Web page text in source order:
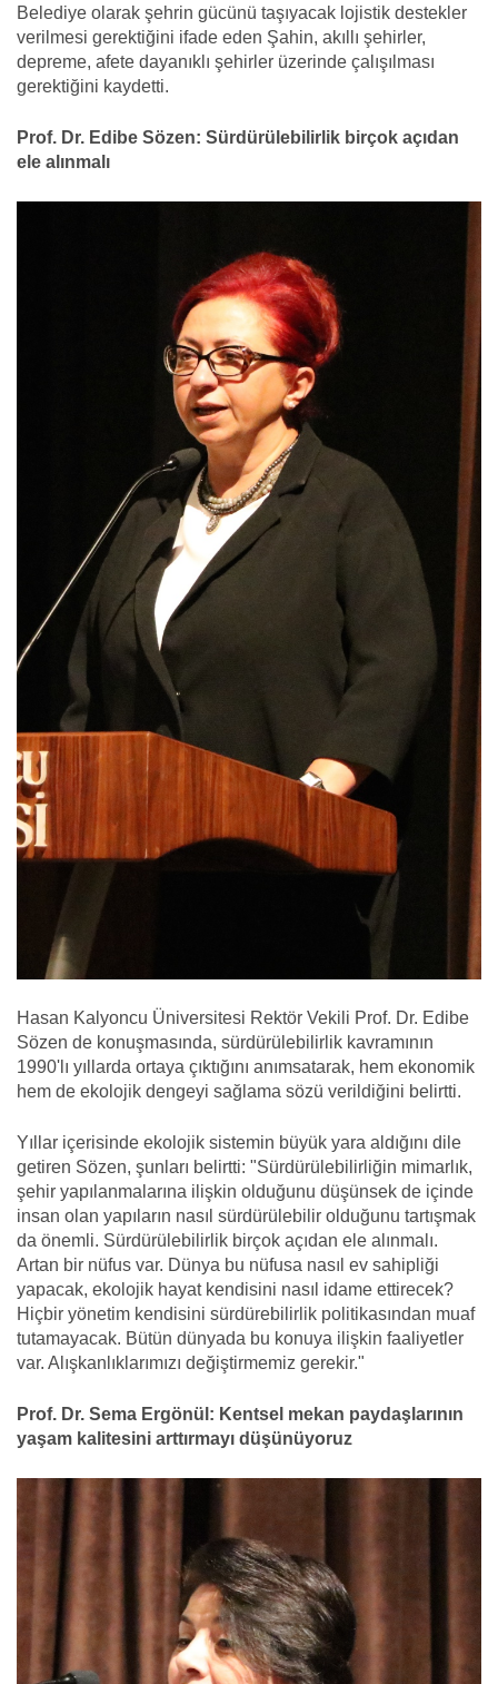
Belediye olarak şehrin gücünü taşıyacak lojistik destekler
verilmesi gerektiğini ifade eden Şahin, akıllı şehirler,
depreme, afete dayanıklı şehirler üzerinde çalışılması
gerektiğini kaydetti.
Prof. Dr. Edibe Sözen: Sürdürülebilirlik birçok açıdan
ele alınmalı
Hasan Kalyoncu Üniversitesi Rektör Vekili Prof. Dr. Edibe
Sözen de konuşmasında, sürdürülebilirlik kavramının
1990'lı yıllarda ortaya çıktığını anımsatarak, hem ekonomik
hem de ekolojik dengeyi sağlama sözü verildiğini belirtti.
Yıllar içerisinde ekolojik sistemin büyük yara aldığını dile
getiren Sözen, şunları belirtti: "Sürdürülebilirliğin mimarlık,
şehir yapılanmalarına ilişkin olduğunu düşünsek de içinde
insan olan yapıların nasıl sürdürülebilir olduğunu tartışmak
da önemli. Sürdürülebilirlik birçok açıdan ele alınmalı.
Artan bir nüfus var. Dünya bu nüfusa nasıl ev sahipliği
yapacak, ekolojik hayat kendisini nasıl idame ettirecek?
Hiçbir yönetim kendisini sürdürebilirlik politikasından muaf
tutamayacak. Bütün dünyada bu konuya ilişkin faaliyetler
var. Alışkanlıklarımızı değiştirmemiz gerekir."
Prof. Dr. Sema Ergönül: Kentsel mekan paydaşlarının
yaşam kalitesini arttırmayı düşünüyoruz